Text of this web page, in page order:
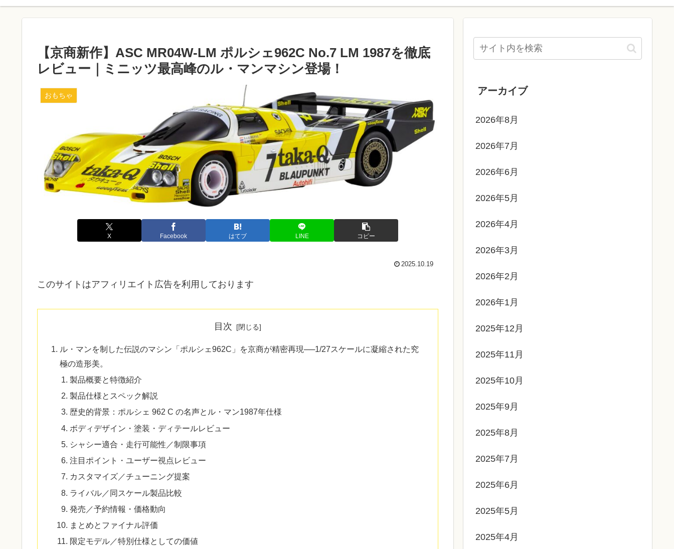
【京商新作】ASC MR04W-LM ポルシェ962C No.7 LM 1987を徹底
レビュー｜ミニッツ最高峰のル・マンマシン登場！
おもちゃ
X Facebook はてブ LINE コピー
2025.10.19
このサイトはアフィリエイト広告を利用しております
目次
ル・マンを制した伝説のマシン「ポルシェ962C」を京商が精密再現──1/27スケールに凝縮された究
極の造形美。
製品概要と特徴紹介
製品仕様とスペック解説
歴史的背景：ポルシェ 962 C の名声とル・マン1987年仕様
ボディデザイン・塗装・ディテールレビュー
シャシー適合・走行可能性／制限事項
注目ポイント・ユーザー視点レビュー
カスタマイズ／チューニング提案
ライバル／同スケール製品比較
発売／予約情報・価格動向
まとめとファイナル評価
限定モデル／特別仕様としての価値
アーカイブ
2026年8月
2026年7月
2026年6月
2026年5月
2026年4月
2026年3月
2026年2月
2026年1月
2025年12月
2025年11月
2025年10月
2025年9月
2025年8月
2025年7月
2025年6月
2025年5月
2025年4月